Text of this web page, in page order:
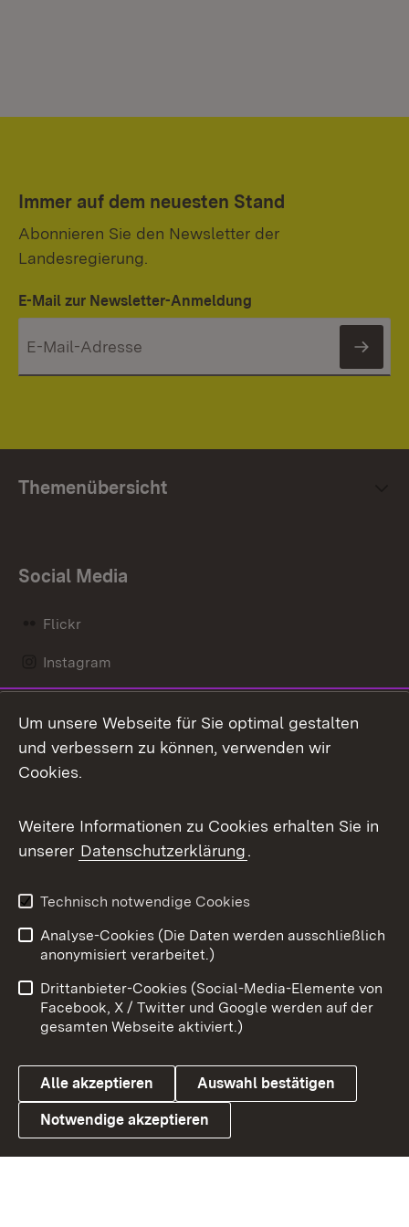
Immer auf dem neuesten Stand
Abonnieren Sie den Newsletter der
Landesregierung.
E-Mail zur Newsletter-Anmeldung
Themenübersicht
Social Media
Flickr
Instagram
Mastodon
Messenger
Social Wall
X / Twitter
Youtube
Link zum Landesportal
Benutzungshinweise
Barrierefreiheit
Datenschutz
Cookies
Um unsere Webseite für Sie optimal gestalten
und verbessern zu können, verwenden wir
Cookies.
Weitere Informationen zu Cookies erhalten Sie in
unserer Datenschutzerklärung.
Technisch notwendige Cookies
Analyse-Cookies (Die Daten werden ausschließlich
anonymisiert verarbeitet.)
Drittanbieter-Cookies (Social-Media-Elemente von
Facebook, X / Twitter und Google werden auf der
gesamten Webseite aktiviert.)
Alle akzeptieren Auswahl bestätigen
Notwendige akzeptieren